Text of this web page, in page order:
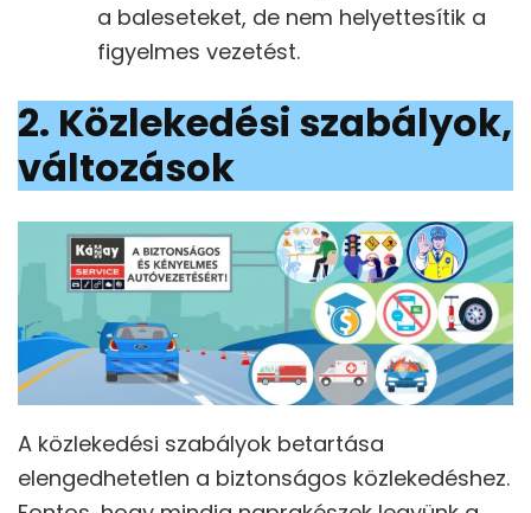
a baleseteket, de nem helyettesítik a
figyelmes vezetést.
2. Közlekedési szabályok,
változások
A közlekedési szabályok betartása
elengedhetetlen a biztonságos közlekedéshez.